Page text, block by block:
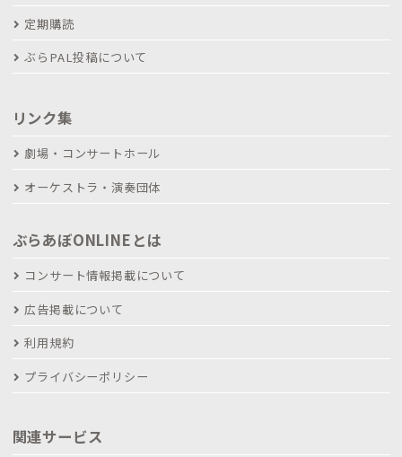
定期購読
ぶらPAL投稿について
リンク集
劇場・コンサートホール
オーケストラ・演奏団体
ぶらあぼONLINEとは
コンサート情報掲載について
広告掲載について
利用規約
プライバシーポリシー
関連サービス